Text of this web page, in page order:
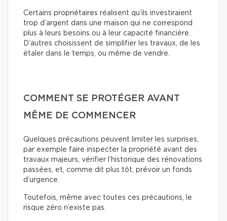
Certains propriétaires réalisent qu’ils investiraient
trop d’argent dans une maison qui ne correspond
plus à leurs besoins ou à leur capacité financière.
D’autres choisissent de simplifier les travaux, de les
étaler dans le temps, ou même de vendre.
COMMENT SE PROTÉGER AVANT
MÊME DE COMMENCER
Quelques précautions peuvent limiter les surprises,
par exemple faire inspecter la propriété avant des
travaux majeurs, vérifier l’historique des rénovations
passées, et, comme dit plus tôt, prévoir un fonds
d’urgence.
Toutefois, même avec toutes ces précautions, le
risque zéro n’existe pas.